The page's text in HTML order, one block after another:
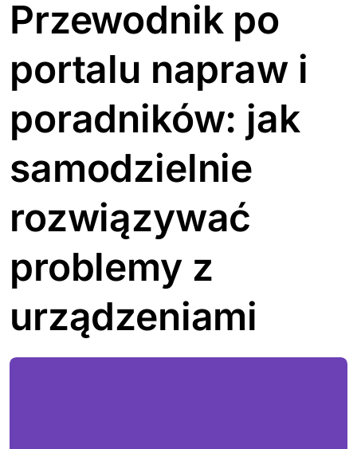
Przewodnik po
portalu napraw i
poradników: jak
samodzielnie
rozwiązywać
problemy z
urządzeniami